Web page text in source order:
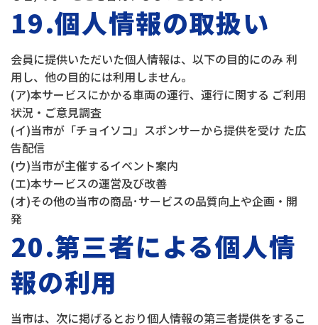
19.個人情報の取扱い
会員に提供いただいた個人情報は、以下の目的にのみ 利
用し、他の目的には利用しません。
(ア)本サービスにかかる車両の運行、運行に関する ご利用
状況・ご意見調査
(イ)当市が「チョイソコ」スポンサーから提供を受け た広
告配信
(ウ)当市が主催するイベント案内
(エ)本サービスの運営及び改善
(オ)その他の当市の商品･サービスの品質向上や企画・開
発
20.第三者による個人情
報の利用
当市は、次に掲げるとおり個人情報の第三者提供をするこ